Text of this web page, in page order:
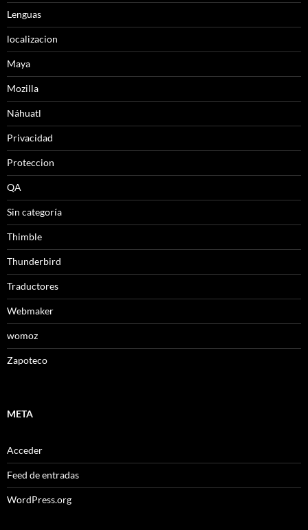
Lenguas
localizacion
Maya
Mozilla
Náhuatl
Privacidad
Proteccion
QA
Sin categoría
Thimble
Thunderbird
Traductores
Webmaker
womoz
Zapoteco
META
Acceder
Feed de entradas
WordPress.org